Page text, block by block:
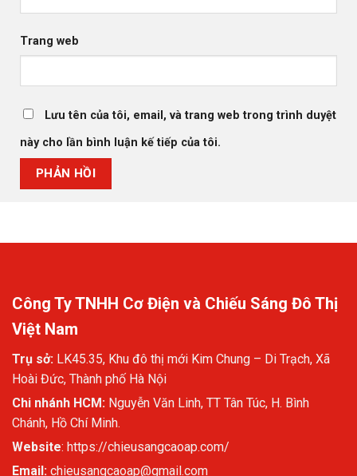
Trang web
Lưu tên của tôi, email, và trang web trong trình duyệt
này cho lần bình luận kế tiếp của tôi.
Công Ty TNHH Cơ Điện và Chiếu Sáng Đô Thị
Việt Nam
Trụ sở: LK45.35, Khu đô thị mới Kim Chung – Di Trạch, Xã
Hoài Đức, Thành phố Hà Nội
Chi nhánh HCM: Nguyễn Văn Linh, TT Tân Túc, H. Bình
Chánh, Hồ Chí Minh.
Website: https://chieusangcaoap.com/
Email: chieusangcaoap@gmail.com